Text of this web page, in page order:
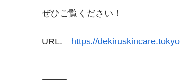
ぜひご覧ください！
URL: https://dekiruskincare.tokyo